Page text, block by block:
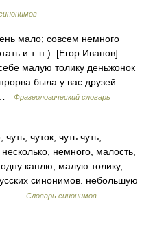
мало; совсем немного
и т. п.). [Егор Иванов]
малую толику деньжонок
была у вас друзей
…
Фразеологический словарь
чуток, чуть чуть,
немного, малость,
каплю, малую толику,
синонимов. небольшую
…
Словарь синонимов